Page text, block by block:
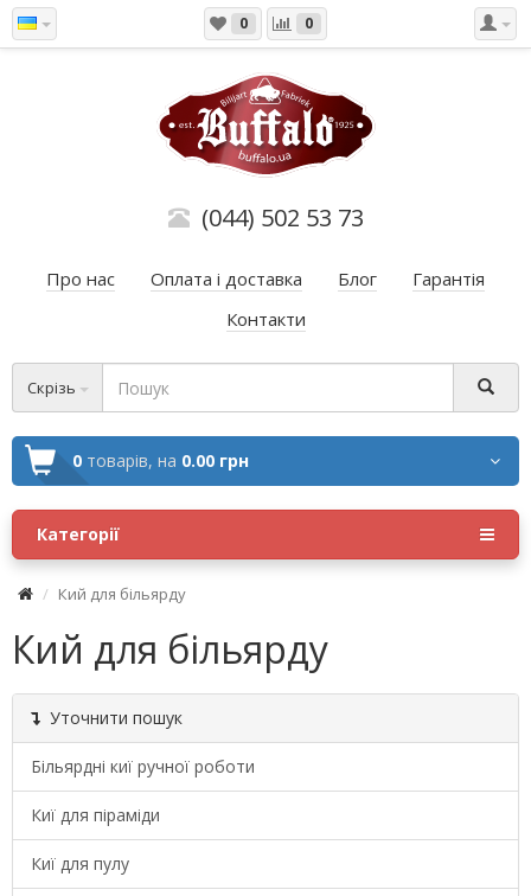
0 0
(044) 502 53 73
Про нас Оплата і доставка Блог
Гарантія
Контакти
Скрізь
0 товарів, на 0.00 грн
Категорії
Кий для більярду
Кий для більярду
Уточнити пошук
Більярдні киї ручної роботи
Киї для піраміди
Киї для пулу